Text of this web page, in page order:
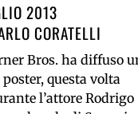
2013
CORATELLI
Bros. ha diffuso
questa volta
l’attore Rodrigo